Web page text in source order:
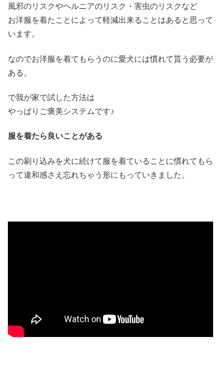
風邪のリスクやヘルニアのリスク・害虫のリスクなど
お洋服を着たことによって軽減出来ることはあると思って
います。
なのでお洋服を着てもらうのに愛犬には慣れて貰う必要が
ある。
で我が家で試した方法は
やっぱりご褒美システムです♪
服を着たら良いことがある
この刷り込みを犬に続けて服を着ていることに慣れてもら
って違和感さえ忘れちゃう形にもっていきました。